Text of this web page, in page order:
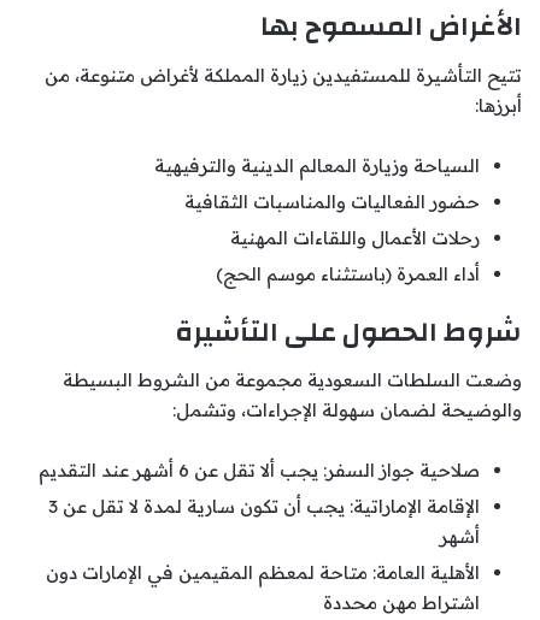
الأغراض المسموح بها
تتيح التأشيرة للمستفيدين زيارة المملكة لأغراض متنوعة، من
أبرزها:
السياحة وزيارة المعالم الدينية والترفيهية
حضور الفعاليات والمناسبات الثقافية
رحلات الأعمال واللقاءات المهنية
أداء العمرة (باستثناء موسم الحج)
شروط الحصول على التأشيرة
وضعت السلطات السعودية مجموعة من الشروط البسيطة
والوضيحة لضمان سهولة الإجراءات، وتشمل:
صلاحية جواز السفر: يجب ألا تقل عن 6 أشهر عند التقديم
الإقامة الإماراتية: يجب أن تكون سارية لمدة لا تقل عن 3
أشهر
الأهلية العامة: متاحة لمعظم المقيمين في الإمارات دون
اشتراط مهن محددة